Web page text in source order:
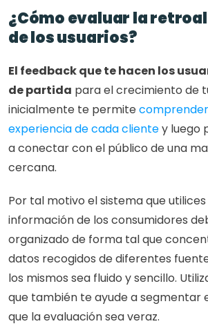
¿Cómo evaluar la
de los usuarios?
El feedback que te hacen los
de partida para el crecimiento de
inicialmente te permite
experiencia de cada cliente y luego
a conectar con el público de una
cercana.
Por tal motivo el sistema que
información de los consumidores
organizado de forma tal que
datos recogidos de diferentes
los mismos sea fluido y sencillo.
que también te ayude a segmentar
que la evaluación sea veraz.